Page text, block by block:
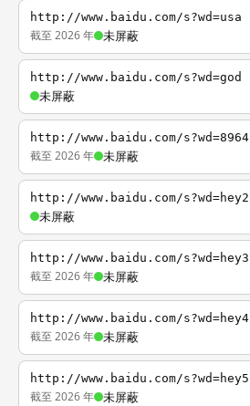
http://www.baidu.com/s?wd=usa
截至 2026 年 未屏蔽
http://www.baidu.com/s?wd=god
未屏蔽
http://www.baidu.com/s?wd=8964
截至 2026 年 未屏蔽
http://www.baidu.com/s?wd=hey2
未屏蔽
http://www.baidu.com/s?wd=hey3
截至 2026 年 未屏蔽
http://www.baidu.com/s?wd=hey4
截至 2026 年 未屏蔽
http://www.baidu.com/s?wd=hey5
截至 2026 年 未屏蔽